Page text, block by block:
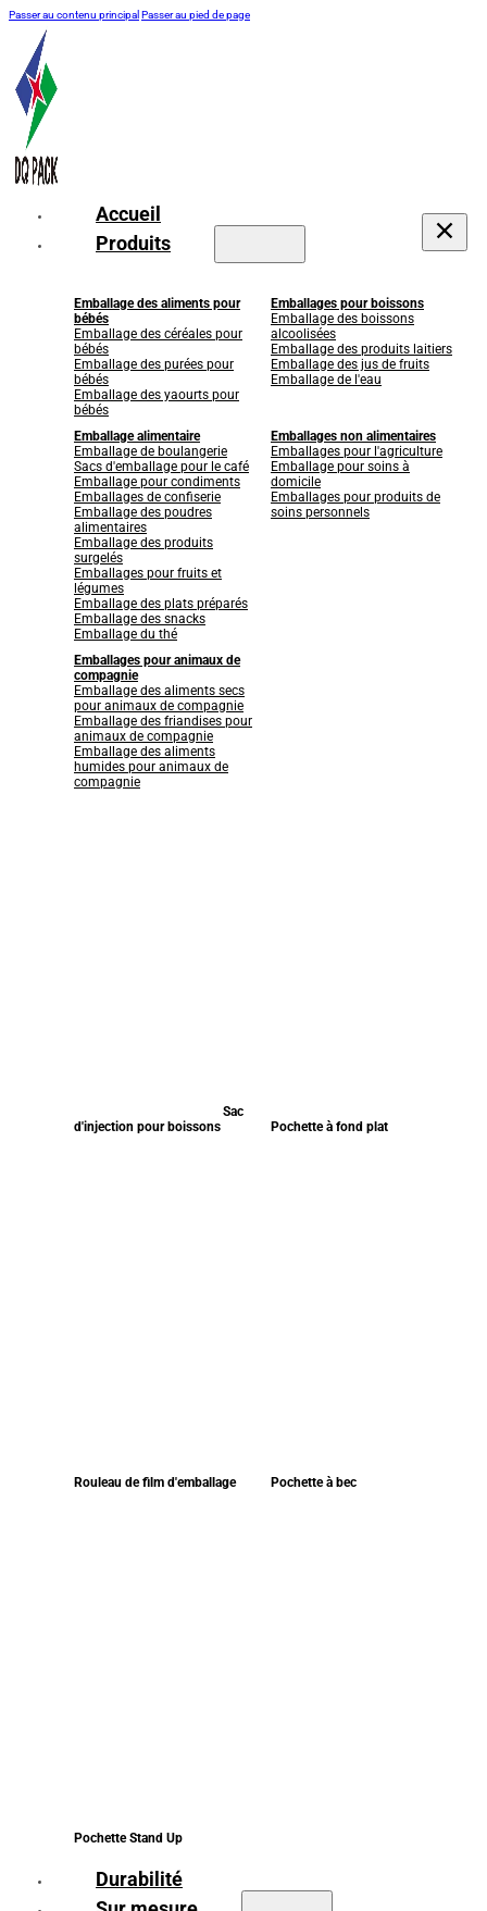
Passer au contenu principal Passer au pied de page
Accueil
Produits
Emballage des aliments pour
bébés
Emballage des céréales pour
bébés
Emballage des purées pour
bébés
Emballage des yaourts pour
bébés
Emballages pour boissons
Emballage des boissons
alcoolisées
Emballage des produits laitiers
Emballage des jus de fruits
Emballage de l'eau
Emballage alimentaire
Emballage de boulangerie
Sacs d'emballage pour le café
Emballage pour condiments
Emballages de confiserie
Emballage des poudres
alimentaires
Emballage des produits
surgelés
Emballages pour fruits et
légumes
Emballage des plats préparés
Emballage des snacks
Emballage du thé
Emballages non alimentaires
Emballages pour l'agriculture
Emballage pour soins à
domicile
Emballages pour produits de
soins personnels
Emballages pour animaux de
compagnie
Emballage des aliments secs
pour animaux de compagnie
Emballage des friandises pour
animaux de compagnie
Emballage des aliments
humides pour animaux de
compagnie
Sac
d'injection pour boissons
Pochette à fond plat
Rouleau de film d'emballage Pochette à bec
Pochette Stand Up
Durabilité